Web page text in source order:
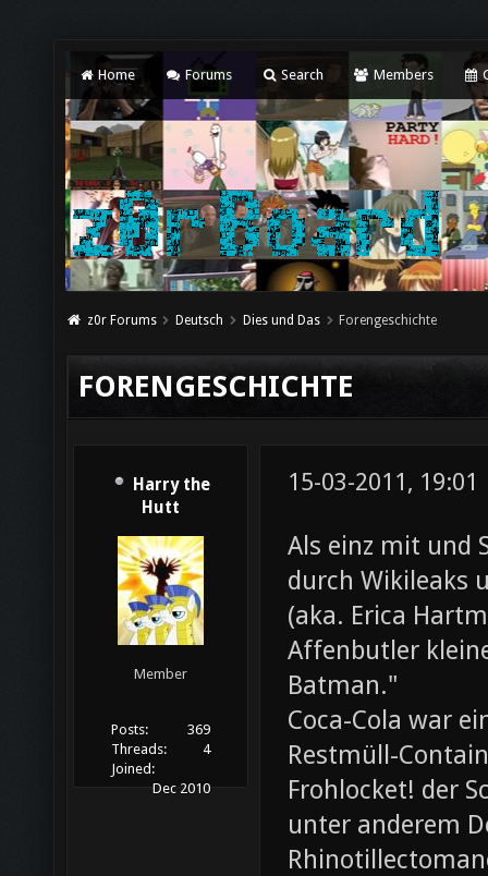
Home Forums Search Members
z0r Forums Deutsch Dies und Das Forengeschichte
FORENGESCHICHTE
Harry the
Hutt
Member
Posts:
369
Threads:
4
Joined:
Dec 2010
15-03-2011, 19:01
Als einz mit und
durch Wikileaks
(aka. Erica
Affenbutler
Batman."
Coca-Cola war
Restmüll-
Frohlocket! der
unter anderem